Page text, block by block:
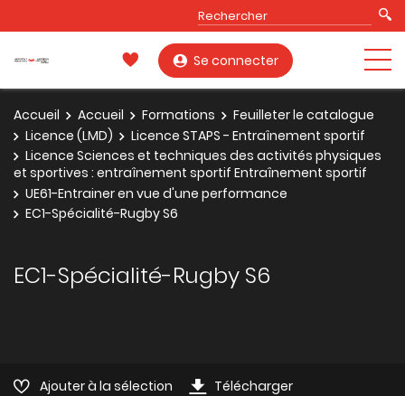
Se connecter
Accueil Accueil Formations
Feuilleter le catalogue
Licence (LMD)
Licence STAPS - Entraînement sportif
Licence Sciences et techniques des activités physiques
et sportives : entraînement sportif Entraînement sportif
UE61-Entrainer en vue d'une performance
EC1-Spécialité-Rugby S6
EC1-Spécialité-Rugby S6
Ajouter à la sélection Télécharger